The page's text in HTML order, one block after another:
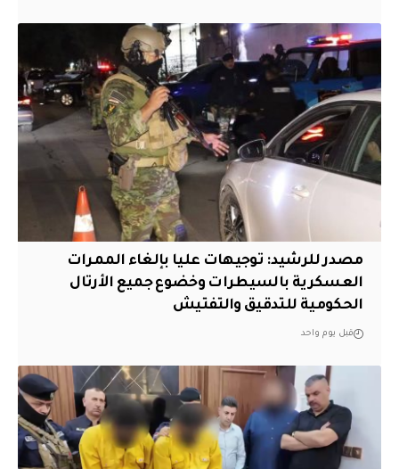
مصدر للرشيد: توجيهات عليا بإلغاء الممرات
العسكرية بالسيطرات وخضوع جميع الأرتال
الحكومية للتدقيق والتفتيش
قبل يوم واحد